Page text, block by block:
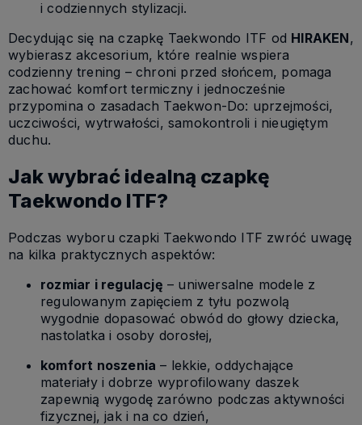
i codziennych stylizacji.
Decydując się na czapkę Taekwondo ITF od HIRAKEN,
wybierasz akcesorium, które realnie wspiera
codzienny trening – chroni przed słońcem, pomaga
zachować komfort termiczny i jednocześnie
przypomina o zasadach Taekwon-Do: uprzejmości,
uczciwości, wytrwałości, samokontroli i nieugiętym
duchu.
Jak wybrać idealną czapkę
Taekwondo ITF?
Podczas wyboru czapki Taekwondo ITF zwróć uwagę
na kilka praktycznych aspektów:
rozmiar i regulację – uniwersalne modele z
regulowanym zapięciem z tyłu pozwolą
wygodnie dopasować obwód do głowy dziecka,
nastolatka i osoby dorosłej,
komfort noszenia – lekkie, oddychające
materiały i dobrze wyprofilowany daszek
zapewnią wygodę zarówno podczas aktywności
fizycznej, jak i na co dzień,